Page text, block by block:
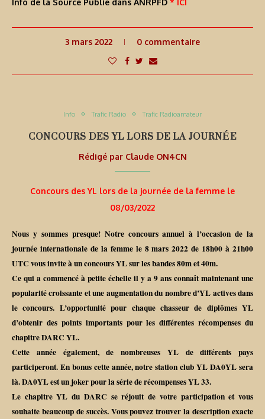
3 mars 2022 0 commentaire
Info Trafic Radio Trafic Radioamateur
CONCOURS DES YL LORS DE LA JOURNÉE
Rédigé par Claude ON4CN
Concours des YL lors de la journée de la femme le
08/03/2022
Nous y sommes presque! Notre concours annuel à l’occasion de la
journée internationale de la femme le 8 mars 2022 de 18h00 à 21h00
UTC vous invite à un concours YL sur les bandes 80m et 40m.
Ce qui a commencé à petite échelle il y a 9 ans connaît maintenant une
popularité croissante et une augmentation du nombre d’YL actives dans
le concours. L’opportunité pour chaque chasseur de diplômes YL
d’obtenir des points importants pour les différentes récompenses du
chapitre DARC YL.
Cette année également, de nombreuses YL de différents pays
participeront. En bonus cette année, notre station club YL DA0YL sera
là. DA0YL est un joker pour la série de récompenses YL 33.
Le chapitre YL du DARC se réjouit de votre participation et vous
souhaite beaucoup de succès. Vous pouvez trouver la description exacte